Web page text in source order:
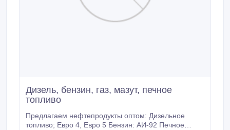
Дизель, бензин, газ, мазут, печное
топливо
Предлагаем нефтепродукты оптом: Дизельное
топливо; Евро 4, Евро 5 Бензин: АИ-92 Печное